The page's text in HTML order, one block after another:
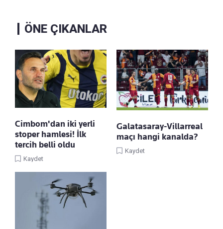
ÖNE ÇIKANLAR
Cimbom'dan iki yerli
stoper hamlesi! İlk
tercih belli oldu
Kaydet
Galatasaray-Villarreal
maçı hangi kanalda?
Kaydet